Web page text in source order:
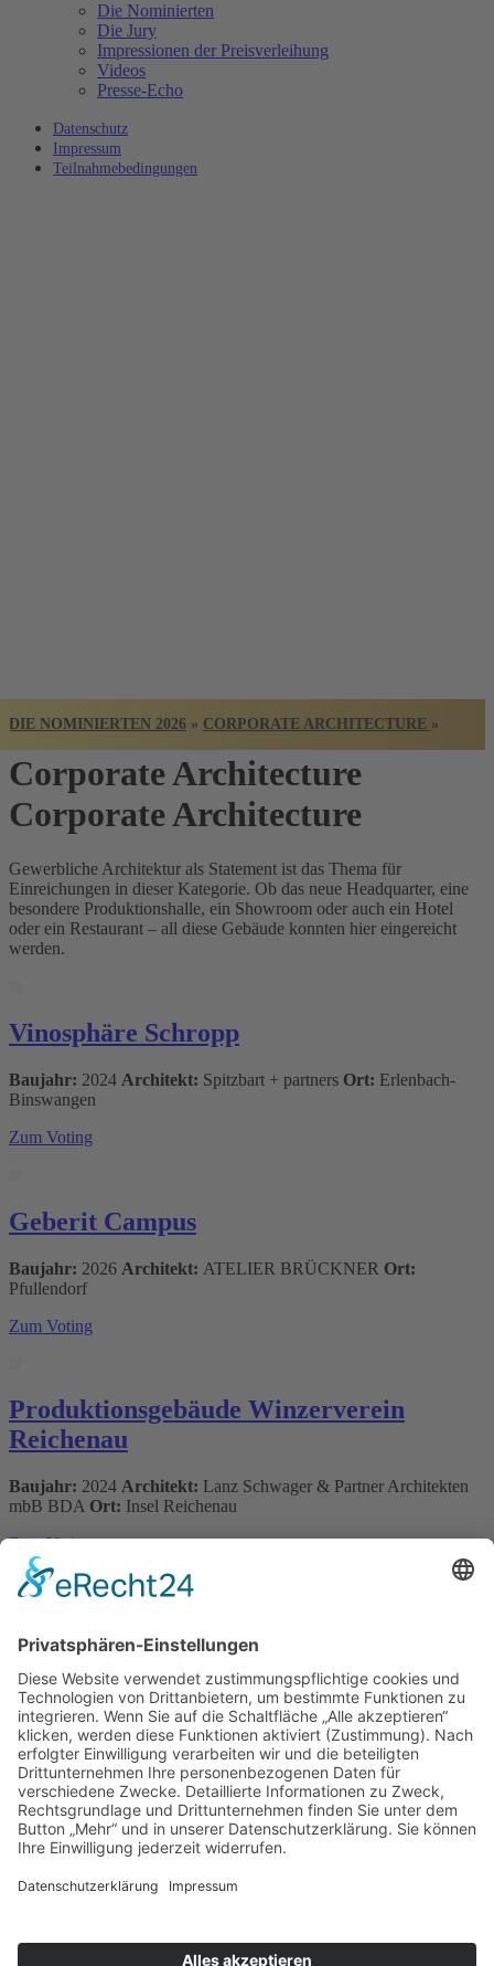
Die Nominierten
Die Jury
Impressionen der Preisverleihung
Videos
Presse-Echo
Datenschutz
Impressum
Teilnahmebedingungen
DIE NOMINIERTEN 2026 » CORPORATE ARCHITECTURE »
Corporate Architecture
Corporate Architecture
Gewerbliche Architektur als Statement ist das Thema für
Einreichungen in dieser Kategorie. Ob das neue Headquarter, eine
besondere Produktionshalle, ein Showroom oder auch ein Hotel
oder ein Restaurant – all diese Gebäude konnten hier eingereicht
werden.
Vinosphäre Schropp
Baujahr: 2024 Architekt: Spitzbart + partners Ort: Erlenbach-
Binswangen
Zum Voting
Geberit Campus
Baujahr: 2026 Architekt: ATELIER BRÜCKNER Ort:
Pfullendorf
Zum Voting
Produktionsgebäude Winzerverein
Reichenau
Baujahr: 2024 Architekt: Lanz Schwager & Partner Architekten
mbB BDA Ort: Insel Reichenau
Zum Voting
Zurück zur Übersicht
Navigation
RESIDENTIAL ARCHITECTURE
CORPORATE ARCHITECTURE
PUBLIC + SOCIAL ARCHITECTURE
TICKETVERKAUF
STÄDTEBAU
INTERIOR DESIGN
BAUEN IM BESTAND
LANDSCAPE ARCHITECTURE
ÖKOLOGISCHES BAUEN
BAUEN DER ZUKUNFT!
YOUNG TALENT AWARD
Am Altenheimer Yachthafen 1, 77743 Neuried